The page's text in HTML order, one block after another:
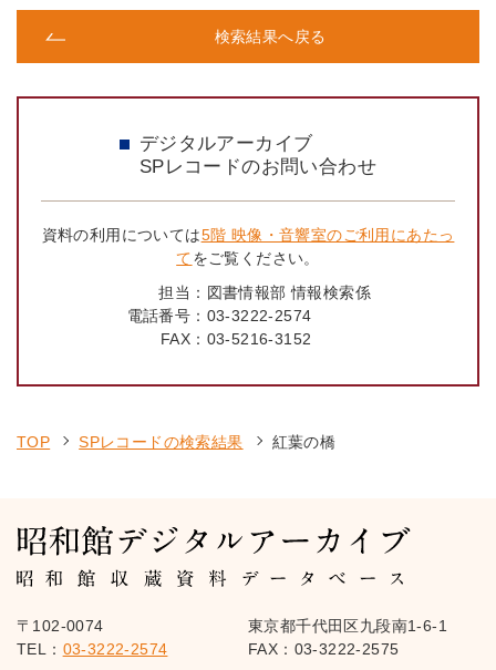
検索結果へ戻る
デジタルアーカイブ
SPレコードのお問い合わせ
資料の利用については5階 映像・音響室のご利用にあたっ
てをご覧ください。
担当： 図書情報部 情報検索係
電話番号： 03-3222-2574
FAX： 03-5216-3152
TOP SPレコードの検索結果 紅葉の橋
〒102-0074
東京都千代田区九段南1-6-1
TEL： 03-3222-2574 FAX：03-3222-2575